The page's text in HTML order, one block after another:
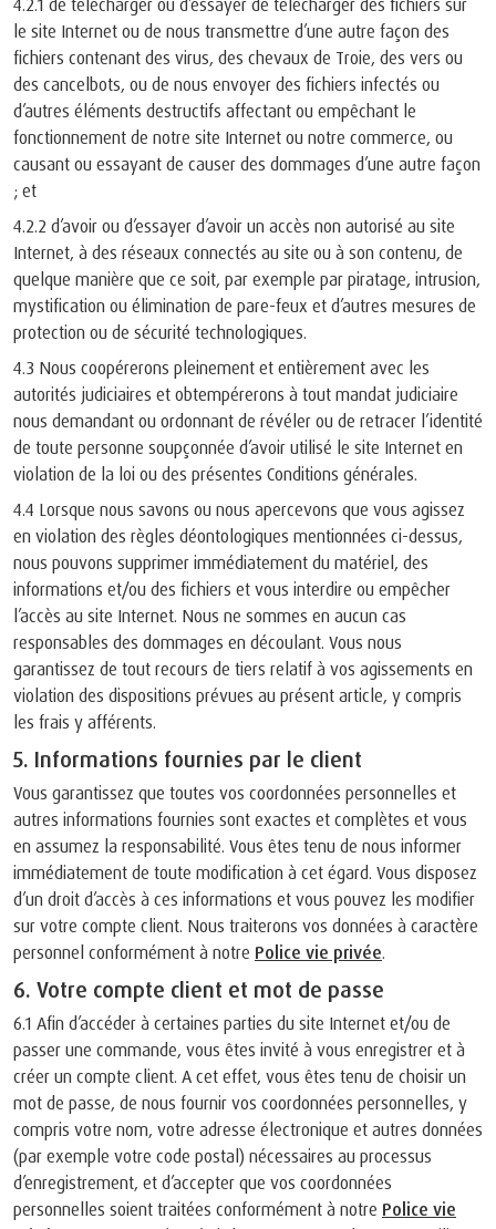
4.2.1 de télécharger ou d’essayer de télécharger des fichiers sur
le site Internet ou de nous transmettre d’une autre façon des
fichiers contenant des virus, des chevaux de Troie, des vers ou
des cancelbots, ou de nous envoyer des fichiers infectés ou
d’autres éléments destructifs affectant ou empêchant le
fonctionnement de notre site Internet ou notre commerce, ou
causant ou essayant de causer des dommages d’une autre façon
; et
4.2.2 d’avoir ou d’essayer d’avoir un accès non autorisé au site
Internet, à des réseaux connectés au site ou à son contenu, de
quelque manière que ce soit, par exemple par piratage, intrusion,
mystification ou élimination de pare-feux et d’autres mesures de
protection ou de sécurité technologiques.
4.3 Nous coopérerons pleinement et entièrement avec les
autorités judiciaires et obtempérerons à tout mandat judiciaire
nous demandant ou ordonnant de révéler ou de retracer l’identité
de toute personne soupçonnée d’avoir utilisé le site Internet en
violation de la loi ou des présentes Conditions générales.
4.4 Lorsque nous savons ou nous apercevons que vous agissez
en violation des règles déontologiques mentionnées ci-dessus,
nous pouvons supprimer immédiatement du matériel, des
informations et/ou des fichiers et vous interdire ou empêcher
l’accès au site Internet. Nous ne sommes en aucun cas
responsables des dommages en découlant. Vous nous
garantissez de tout recours de tiers relatif à vos agissements en
violation des dispositions prévues au présent article, y compris
les frais y afférents.
5. Informations fournies par le client
Vous garantissez que toutes vos coordonnées personnelles et
autres informations fournies sont exactes et complètes et vous
en assumez la responsabilité. Vous êtes tenu de nous informer
immédiatement de toute modification à cet égard. Vous disposez
d’un droit d’accès à ces informations et vous pouvez les modifier
sur votre compte client. Nous traiterons vos données à caractère
personnel conformément à notre Police vie privée.
6. Votre compte client et mot de passe
6.1 Afin d’accéder à certaines parties du site Internet et/ou de
passer une commande, vous êtes invité à vous enregistrer et à
créer un compte client. A cet effet, vous êtes tenu de choisir un
mot de passe, de nous fournir vos coordonnées personnelles, y
compris votre nom, votre adresse électronique et autres données
(par exemple votre code postal) nécessaires au processus
d’enregistrement, et d’accepter que vos coordonnées
personnelles soient traitées conformément à notre Police vie